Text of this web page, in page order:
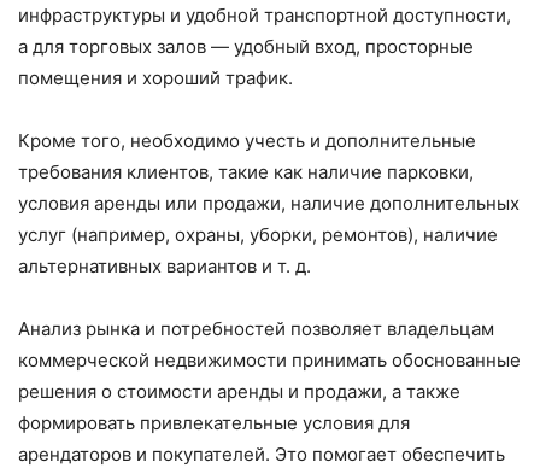
инфраструктуры и удобной транспортной доступности,
а для торговых залов — удобный вход, просторные
помещения и хороший трафик.
Кроме того, необходимо учесть и дополнительные
требования клиентов, такие как наличие парковки,
условия аренды или продажи, наличие дополнительных
услуг (например, охраны, уборки, ремонтов), наличие
альтернативных вариантов и т. д.
Анализ рынка и потребностей позволяет владельцам
коммерческой недвижимости принимать обоснованные
решения о стоимости аренды и продажи, а также
формировать привлекательные условия для
арендаторов и покупателей. Это помогает обеспечить